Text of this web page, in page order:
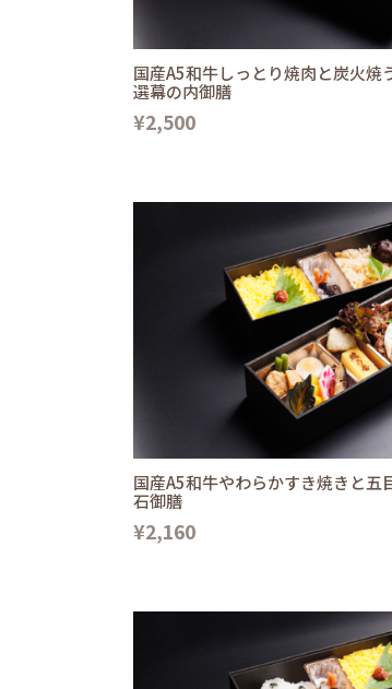
国産A5和牛しっとり焼肉と炭火焼
選幕の内御膳
¥2,500
国産A5和牛やわらかすき焼きと五
石御膳
¥2,160